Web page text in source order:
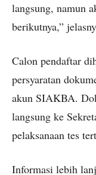
langsung, namun
berikutnya,”
Calon pendaftar
persyaratan
akun SIAKBA.
langsung ke
pelaksanaan tes
Informasi lebih